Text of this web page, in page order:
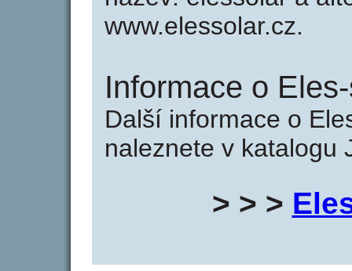
www.elessolar.cz.
Informace o
Další informace o
naleznete v katalogu
> > >